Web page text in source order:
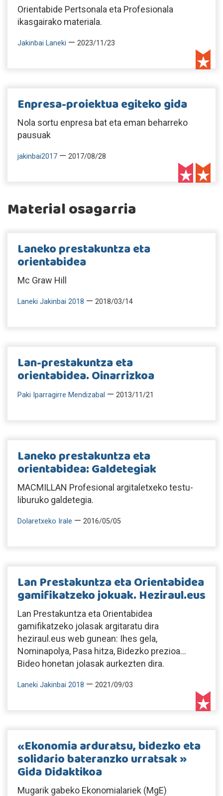
Orientabide Pertsonala eta Profesionala
ikasgairako materiala.
Jakinbai Laneki — 2023/11/23
Enpresa-proiektua egiteko gida
Nola sortu enpresa bat eta eman beharreko
pausuak
jakinbai2017 — 2017/08/28
Material osagarria
Laneko prestakuntza eta
orientabidea
Mc Graw Hill
Laneki Jakinbai 2018 — 2018/03/14
Lan-prestakuntza eta
orientabidea. Oinarrizkoa
Paki Iparragirre Mendizabal — 2013/11/21
Laneko prestakuntza eta
orientabidea: Galdetegiak
MACMILLAN Profesional argitaletxeko testu-
liburuko galdetegia.
Dolaretxeko Irale — 2016/05/05
Lan Prestakuntza eta Orientabidea
gamifikatzeko jokuak. Heziraul.eus
Lan Prestakuntza eta Orientabidea
gamifikatzeko jolasak argitaratu dira
heziraul.eus web gunean: Ihes gela,
Nominapolya, Pasa hitza, Bidezko prezioa...
Bideo honetan jolasak aurkezten dira.
Laneki Jakinbai 2018 — 2021/09/03
«Ekonomia arduratsu, bidezko eta
solidario bateranzko urratsak »
Gida Didaktikoa
Mugarik gabeko Ekonomialariek (MgE)